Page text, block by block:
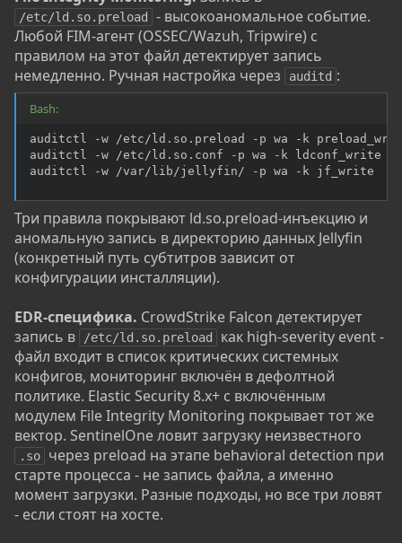
/etc/ld.so.preload
- высокоаномальное событие.
Любой FIM-агент (OSSEC/Wazuh, Tripwire) с
правилом на этот файл детектирует запись
немедленно. Ручная настройка через
auditd :
Bash:
auditctl -w /etc/ld.so.preload -p wa -k
auditctl -w /etc/ld.so.conf -p wa -k ldconf_write
auditctl -w /var/lib/jellyfin/ -p wa -k jf_write
Три правила покрывают ld.so.preload-инъекцию и
аномальную запись в директорию данных Jellyfin
(конкретный путь субтитров зависит от
конфигурации инсталляции).
EDR-специфика. CrowdStrike Falcon детектирует
запись в
/etc/ld.so.preload
как high-severity event -
файл входит в список критических системных
конфигов, мониторинг включён в дефолтной
политике. Elastic Security 8.x+ с включённым
модулем File Integrity Monitoring покрывает тот же
вектор. SentinelOne ловит загрузку неизвестного
.so
через preload на этапе behavioral detection при
старте процесса - не запись файла, а именно
момент загрузки. Разные подходы, но все три ловят
- если стоят на хосте.